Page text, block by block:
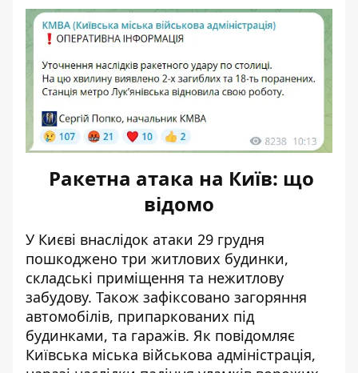
Ракетна атака на Київ: що
відомо
У Києві внаслідок атаки 29 грудня
пошкоджено три житлових будинки,
складські приміщення та нежитлову
забудову. Також зафіксовано загоряння
автомобілів, припаркованих під
будинками, та гаражів. Як повідомляє
Київська міська військова адміністрація,